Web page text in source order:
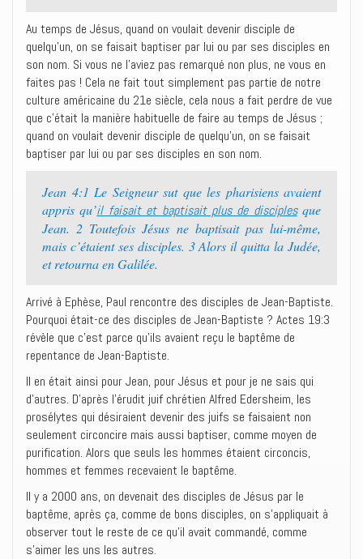
Au temps de Jésus, quand on voulait devenir disciple de
quelqu’un, on se faisait baptiser par lui ou par ses disciples en
son nom. Si vous ne l’aviez pas remarqué non plus, ne vous en
faites pas ! Cela ne fait tout simplement pas partie de notre
culture américaine du 21e siècle, cela nous a fait perdre de vue
que c’était la manière habituelle de faire au temps de Jésus ;
quand on voulait devenir disciple de quelqu’un, on se faisait
baptiser par lui ou par ses disciples en son nom.
Jean 4:1 Le Seigneur sut que les pharisiens avaient
appris qu’il faisait et baptisait plus de disciplesque
Jean. 2 Toutefois Jésus ne baptisait pas lui-même,
mais c’étaient ses disciples. 3 Alors il quitta la Judée,
et retourna en Galilée.
Arrivé à Ephèse, Paul rencontre des disciples de Jean-Baptiste.
Pourquoi était-ce des disciples de Jean-Baptiste ? Actes 19:3
révèle que c’est parce qu’ils avaient reçu le baptême de
repentance de Jean-Baptiste.
Il en était ainsi pour Jean, pour Jésus et pour je ne sais qui
d’autres. D’après l’érudit juif chrétien Alfred Edersheim, les
prosélytes qui désiraient devenir des juifs se faisaient non
seulement circoncire mais aussi baptiser, comme moyen de
purification. Alors que seuls les hommes étaient circoncis,
hommes et femmes recevaient le baptême.
Il y a 2000 ans, on devenait des disciples de Jésus par le
baptême, après ça, comme de bons disciples, on s’appliquait à
observer tout le reste de ce qu’il avait commandé, comme
s’aimer les uns les autres.